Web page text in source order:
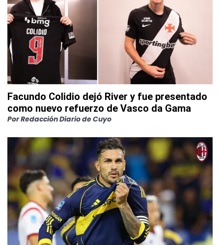
Facundo Colidio dejó River y fue presentado
como nuevo refuerzo de Vasco da Gama
PorRedacción Diario de Cuyo